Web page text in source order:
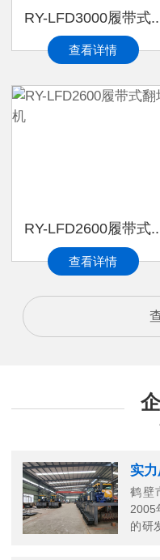
RY-LFD3000履带式
查看详情
RY-LFD2600履带式
查看详情
实
鹤壁
2005
的研